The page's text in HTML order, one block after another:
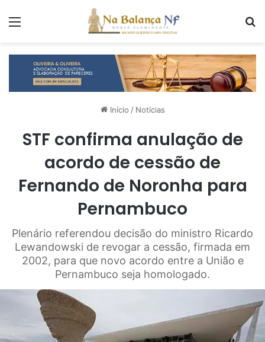
Início / Notícias
STF confirma anulação de
acordo de cessão de
Fernando de Noronha para
Pernambuco
Plenário referendou decisão do ministro Ricardo
Lewandowski de revogar a cessão, firmada em
2002, para que novo acordo entre a União e
Pernambuco seja homologado.